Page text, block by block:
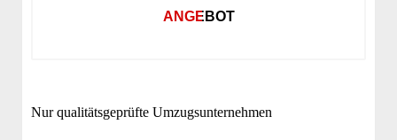
ANGEBOT
Nur qualitätsgeprüfte Umzugsunternehmen